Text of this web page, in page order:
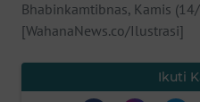
Bhabinkamtibnas, Kamis
[WahanaNews.co/Ilustrasi]
Ikuti
OLAHRAGA